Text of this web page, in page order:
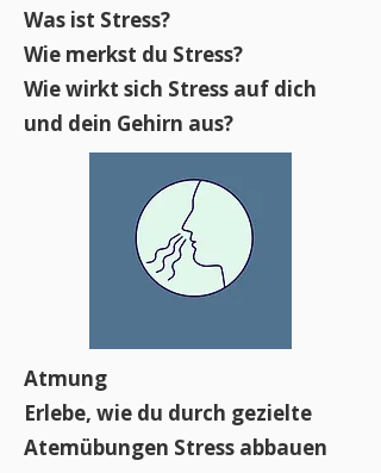
Was ist Stress?
Wie merkst du Stress?
Wie wirkt sich Stress auf dich
und dein Gehirn aus?
Atmung
Erlebe, wie du durch gezielte
Atemübungen Stress abbauen